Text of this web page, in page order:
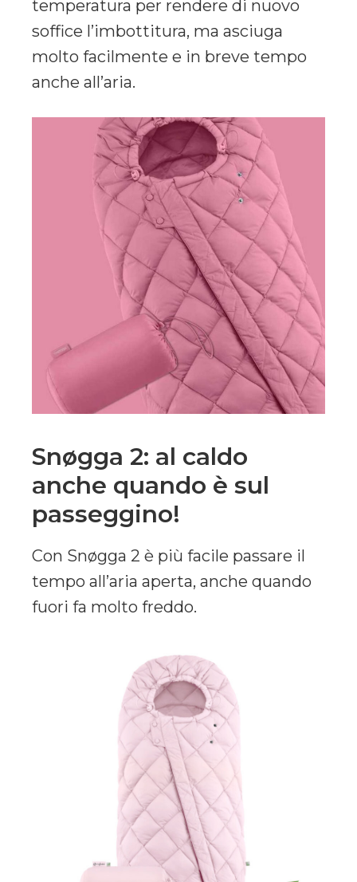
temperatura per rendere di nuovo
soffice l’imbottitura, ma asciuga
molto facilmente e in breve tempo
anche all’aria.
Snøgga 2: al caldo
anche quando è sul
passeggino!
Con Snøgga 2 è più facile passare il
tempo all’aria aperta, anche quando
fuori fa molto freddo.